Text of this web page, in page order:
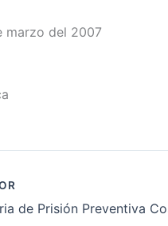
marzo del 2007
de Prisión Preventiva